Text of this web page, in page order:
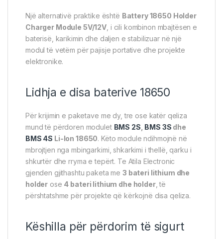
Një alternativë praktike është Battery 18650 Holder
Charger Module 5V/12V , i cili kombinon mbajtësen e
baterisë, karikimin dhe daljen e stabilizuar në një
modul të vetëm për pajisje portative dhe projekte
elektronike.
Lidhja e disa baterive 18650
Për krijimin e paketave me dy, tre ose katër qeliza
mund të përdoren modulet BMS 2S BMS 3S dhe
BMS 4S Li-Ion 18650. Këto module ndihmojnë në
mbrojtjen nga mbingarkimi, shkarkimi i thellë, qarku i
shkurtër dhe rryma e tepërt. Te Atila Electronic
gjenden gjithashtu paketa me 3 bateri lithium dhe
holder ose 4 bateri lithium dhe holder, të
përshtatshme për projekte që kërkojnë disa qeliza.
Këshilla për përdorim të sigurt